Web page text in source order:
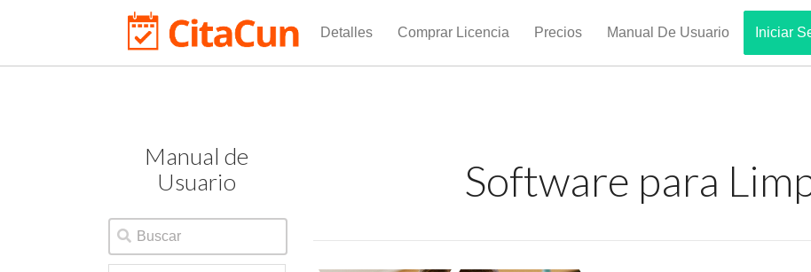
Detalles Comprar Licencia Precios Manual De Usuario Iniciar
Manual de
Usuario
Software para